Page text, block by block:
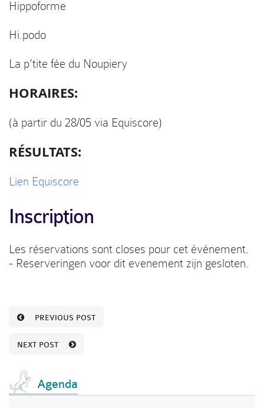
Hippoforme
Hi.podo
La p’tite fée du Noupiery
HORAIRES:
(à partir du 28/05 via Equiscore)
RÉSULTATS:
Lien Equiscore
Inscription
Les réservations sont closes pour cet événement.
- Reserveringen voor dit evenement zijn gesloten.
PREVIOUS POST
NEXT POST
Agenda